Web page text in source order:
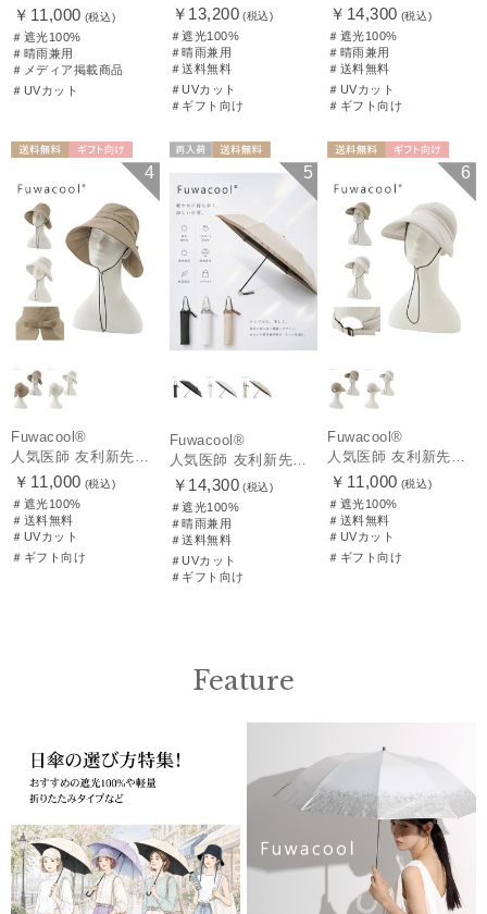
￥11,000 (税込)
＃遮光100%
＃晴雨兼用
＃メディア掲載商品
＃UVカット
￥13,200 (税込)
＃遮光100%
＃晴雨兼用
＃送料無料
＃UVカット
＃ギフト向け
￥14,300 (税込)
＃遮光100%
＃晴雨兼用
＃送料無料
＃UVカット
＃ギフト向け
ギフト向け
WOMEN
4
Fuwacool®
￥11,000 (税込)
＃遮光100%
＃送料無料
＃UVカット
＃ギフト向け
5
Fuwacool®
￥14,300 (税込)
＃遮光100%
＃晴雨兼用
＃送料無料
＃UVカット
＃ギフト向け
ギフト向け
WOMEN
6
Fuwacool®
￥11,000 (税込)
＃遮光100%
＃送料無料
＃UVカット
＃ギフト向け
Feature